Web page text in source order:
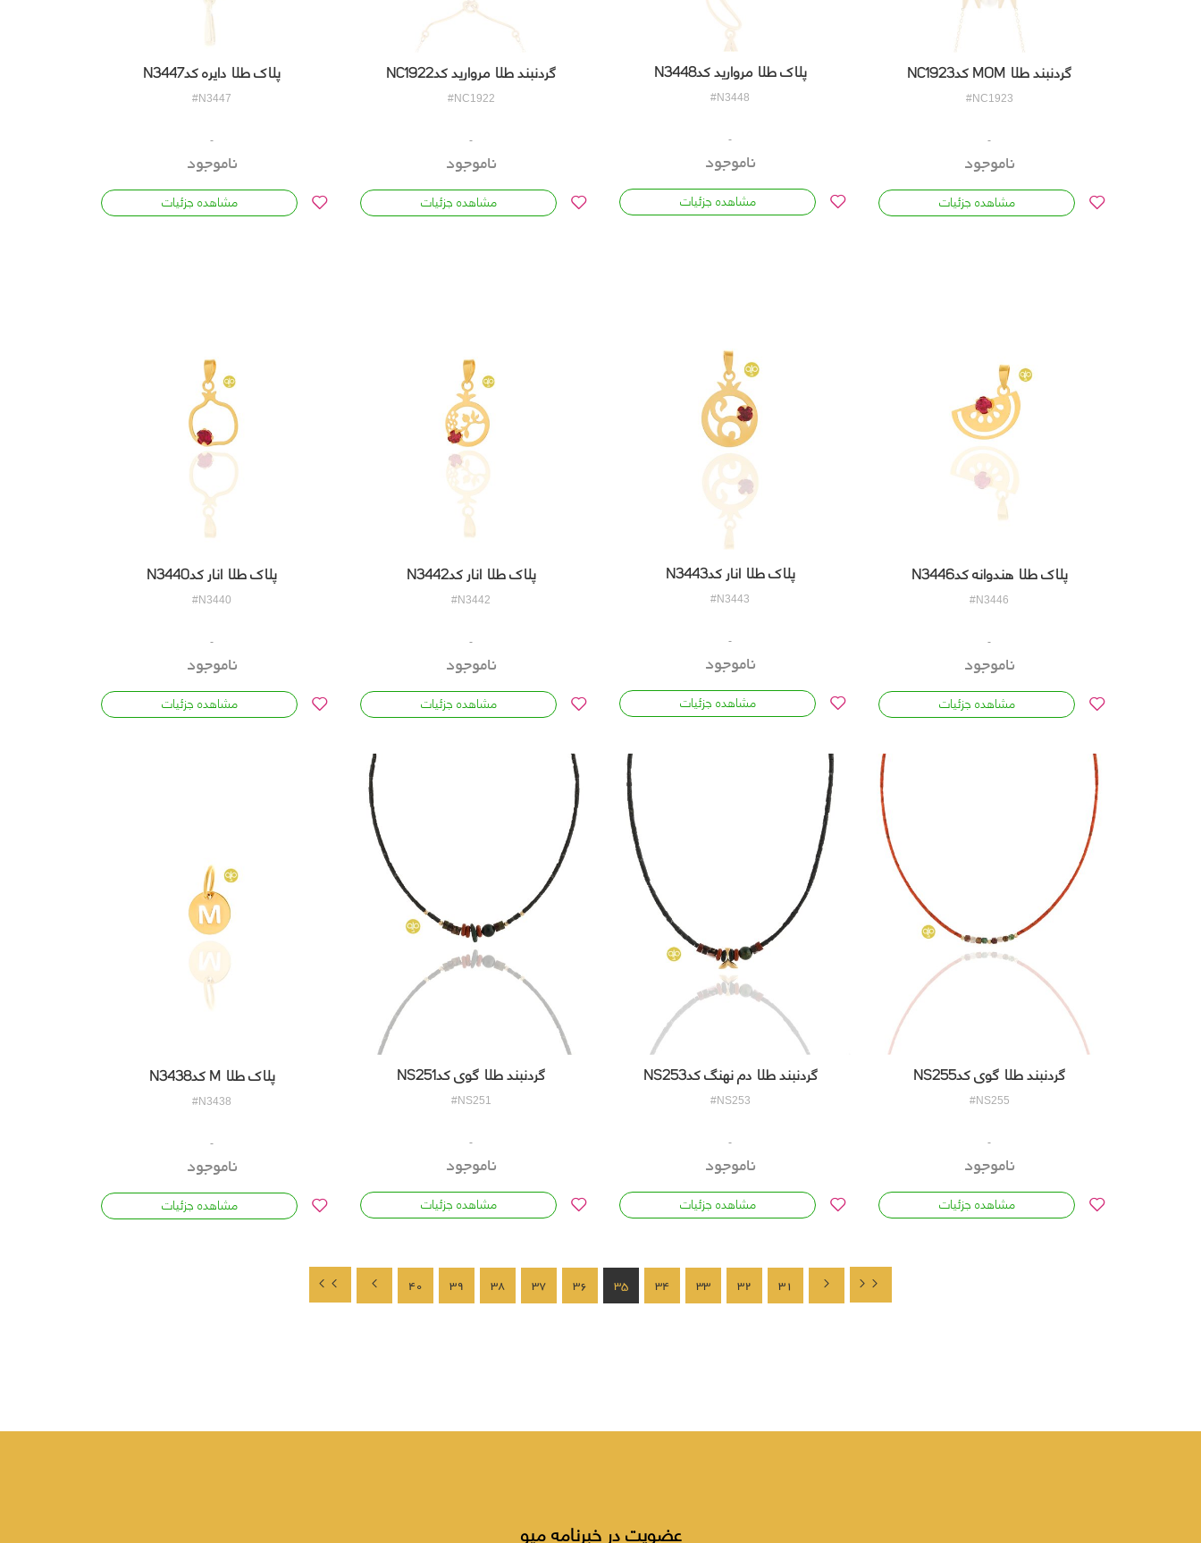
گردنبند طلا MOM کدNC1923
#NC1923
ناموجود
مشاهده جزئیات
پلاک طلا مروارید کدN3448
#N3448
ناموجود
مشاهده جزئیات
گردنبند طلا مروارید کدNC1922
#NC1922
ناموجود
مشاهده جزئیات
پلاک طلا دایره کدN3447
#N3447
ناموجود
مشاهده جزئیات
پلاک طلا هندوانه کدN3446
#N3446
ناموجود
مشاهده جزئیات
پلاک طلا انار کدN3443
#N3443
ناموجود
مشاهده جزئیات
پلاک طلا انار کدN3442
#N3442
ناموجود
مشاهده جزئیات
پلاک طلا انار کدN3440
#N3440
ناموجود
مشاهده جزئیات
گردنبند طلا گوی کدNS255
#NS255
ناموجود
مشاهده جزئیات
گردنبند طلا دم نهنگ کدNS253
#NS253
ناموجود
مشاهده جزئیات
گردنبند طلا گوی کدNS251
#NS251
ناموجود
مشاهده جزئیات
پلاک طلا M کدN3438
#N3438
ناموجود
مشاهده جزئیات
31
32
33
34
35
36
37
38
39
40
عضویت در خبرنامه میو